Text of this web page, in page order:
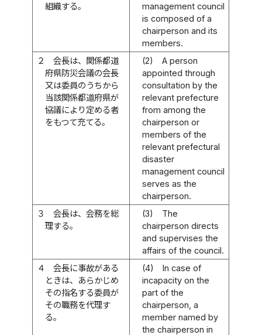
組織する。
management council
is composed of a
chairperson and its
members.
２
会長は、関係都道
府県防災会議の会長
又は委員のうちから
当該関係都道府県が
協議により定める者
をもつて充てる。
(2)
A person
appointed through
consultation by the
relevant prefecture
from among the
chairperson or
members of the
relevant prefectural
disaster
management council
serves as the
chairperson.
３
会長は、会務を総
理する。
(3)
The
chairperson directs
and supervises the
affairs of the council.
４
会長に事故がある
ときは、あらかじめ
その指名する委員が
その職務を代理す
る。
(4)
In case of
incapacity on the
part of the
chairperson, a
member named by
the chairperson in